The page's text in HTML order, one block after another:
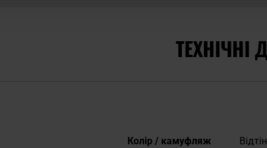
ТЕХНІЧНІ
Докладніше
Колір / камуфляж